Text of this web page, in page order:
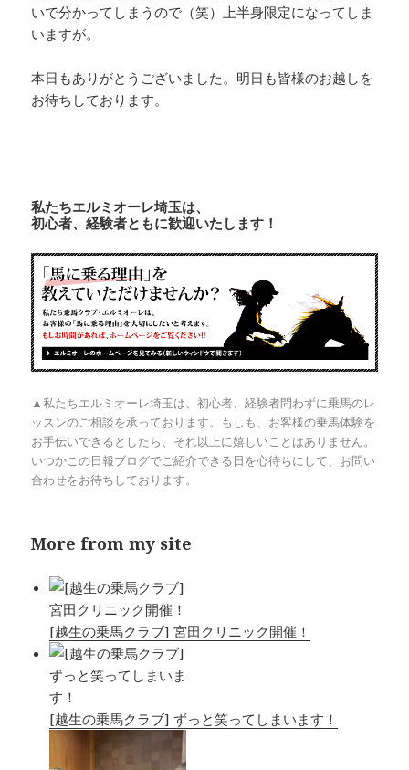
いで分かってしまうので（笑）上半身限定になってしま
いますが。
本日もありがとうございました。明日も皆様のお越しを
お待ちしております。
私たちエルミオーレ埼玉は、
初心者、経験者ともに歓迎いたします！
▲私たちエルミオーレ埼玉は、初心者、経験者問わずに乗馬のレ
ッスンのご相談を承っております。もしも、お客様の乗馬体験を
お手伝いできるとしたら、それ以上に嬉しいことはありません。
いつかこの日報ブログでご紹介できる日を心待ちにして、お問い
合わせをお待ちしております。
More from my site
[越生の乗馬クラブ] 宮田クリニック開催！
[越生の乗馬クラブ] ずっと笑ってしまいます！